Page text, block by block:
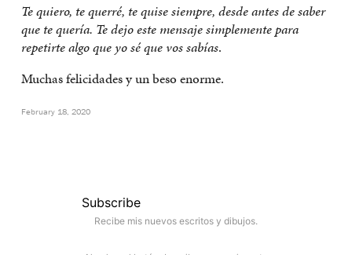
Te quiero, te querré, te quise siempre, desde antes de saber
que te quería. Te dejo este mensaje simplemente para
repetirte algo que yo sé que vos sabías.
Muchas felicidades y un beso enorme.
February 18, 2020
Subscribe
Recibe mis nuevos escritos y dibujos.